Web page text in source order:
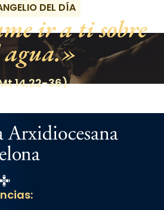
DEL DÍA
ir a ti sobre
agua.
14,22-36)
Estel Cristiana